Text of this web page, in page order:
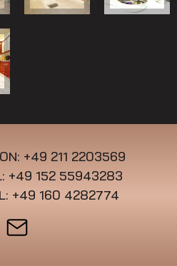
+49 211 2203569
+49 152 55943283
+49 160 4282774